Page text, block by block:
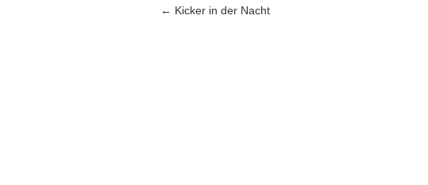
Artikel-Navigation
← Kicker in der Nacht